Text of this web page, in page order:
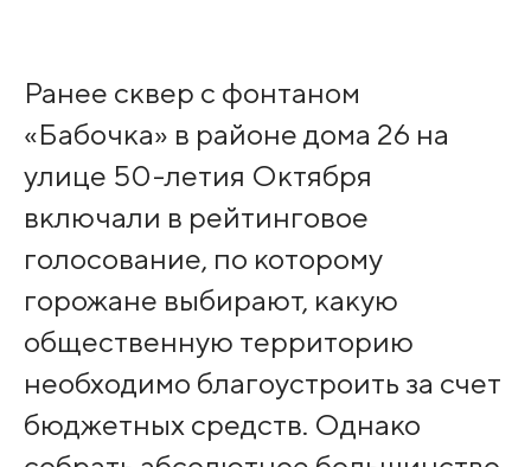
Ранее сквер с фонтаном
«Бабочка» в районе дома 26 на
улице 50-летия Октября
включали в рейтинговое
голосование, по которому
горожане выбирают, какую
общественную территорию
необходимо благоустроить за счет
бюджетных средств. Однако